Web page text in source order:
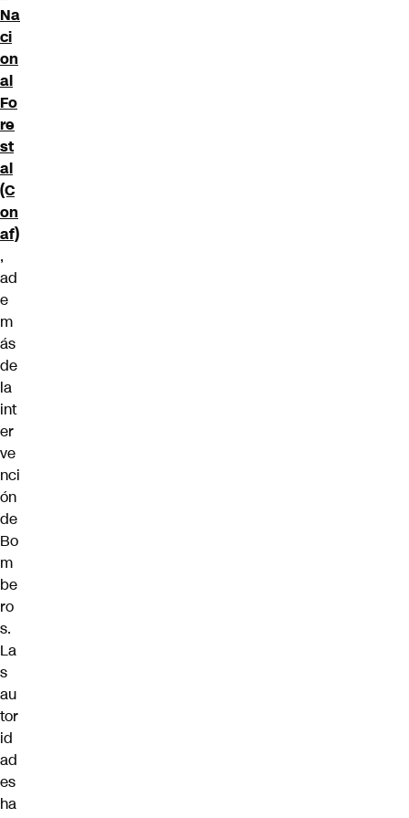
Na
ci
on
al
Fo
re
st
al
(C
on
af)
,
ad
e
m
ás
de
la
int
er
ve
nci
ón
de
Bo
m
be
ro
s.
La
s
au
tor
id
ad
es
ha